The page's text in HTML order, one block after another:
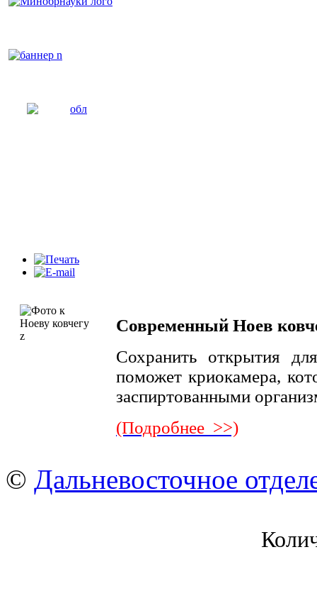
Современный Ноев
Сохранить открытия
поможет криокамера,
заспиртованными
(Подробнее >>)
© Дальневосточное